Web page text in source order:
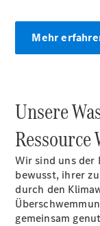
Mehr
Unsere
Ressource
Wir sind uns der
bewusst, ihrer
durch den
gemeinsam